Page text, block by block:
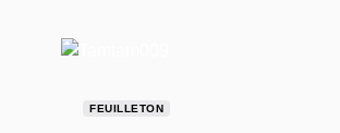
FEUILLETON